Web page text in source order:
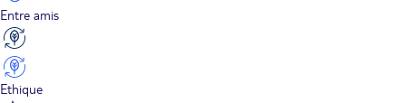
Entre amis
Ethique